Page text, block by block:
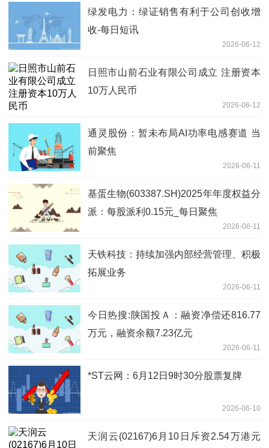
绿发电力：绿证销售有利于公司创收增
收-每日短讯
2026-06-12
日照市山前石业有限公司成立 注册资本
10万人民币
2026-06-12
通灵股份：暂未布局AI功率电感赛道 当
前聚焦
2026-06-11
基蛋生物(603387.SH)2025年年度权益分
派：每股派利0.15元_每日聚焦
2026-06-11
天铁科技：持续加强内部经营管理、积极
拓展业务
2026-06-11
今日热搜:陕国投Ａ：融资净偿还816.77
万元，融资余额7.23亿元
2026-06-11
*ST云网：6月12日9时30分股票复牌
2026-06-10
天润云(02167)6月10日斥资2.54万港元